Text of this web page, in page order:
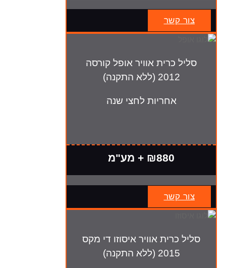
צור קשר
סליל כרית אוויר אופל קורסה
2012 (ללא התקנה)
אחריות לחצי שנה
₪880 + מע"מ
צור קשר
סליל כרית אוויר איסוזו די מקס
2015 (ללא התקנה)